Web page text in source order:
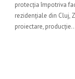
protecția împotriva
rezidențiale din Cluj,
proiectare,